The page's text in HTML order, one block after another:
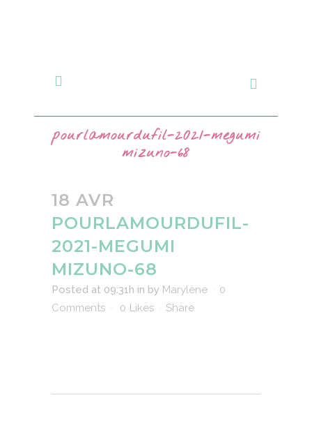
pourlamourdufil-2021-megumi
mizuno-68
18 AVR
POURLAMOURDUFIL-
2021-MEGUMI
MIZUNO-68
Posted at 09:31h in by Marylène
0
Comments
0 Likes Share